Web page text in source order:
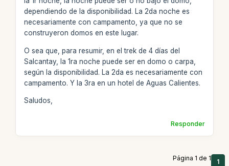
dependiendo de la disponibilidad. La 2da noche es
necesariamente con campamento, ya que no se
construyeron domos en este lugar.
O sea que, para resumir, en el trek de 4 días del
Salcantay, la 1ra noche puede ser en domo o carpa,
según la disponibilidad. La 2da es necesariamente con
campamento. Y la 3ra en un hotel de Aguas Calientes.
Saludos,
Responder
Página 1 de 1 1